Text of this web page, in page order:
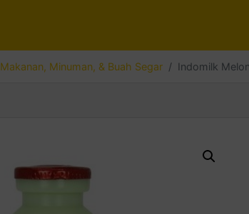
Makanan, Minuman, & Buah Segar Indomilk